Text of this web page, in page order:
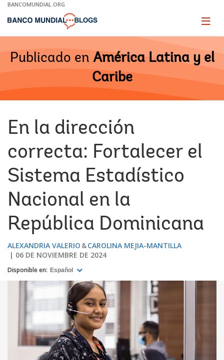
Skip
Main
BANCOMUNDIAL.ORG
Page
Publicado en América Latina y el
Caribe
En la dirección
correcta: Fortalecer el
Sistema Estadístico
Nacional en la
República Dominicana
ALEXANDRIA VALERIO
CAROLINA MEJIA-MANTILLA
06 DE NOVIEMBRE DE 2024
Disponible en: Español